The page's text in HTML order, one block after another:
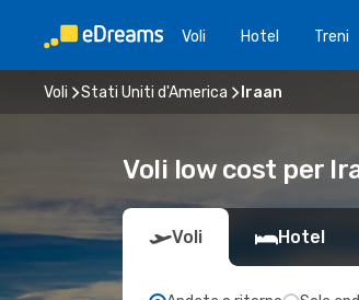
Voli Hotel Treni
Voli Stati Uniti d'America Iraan
Voli low cost per
Voli Hotel